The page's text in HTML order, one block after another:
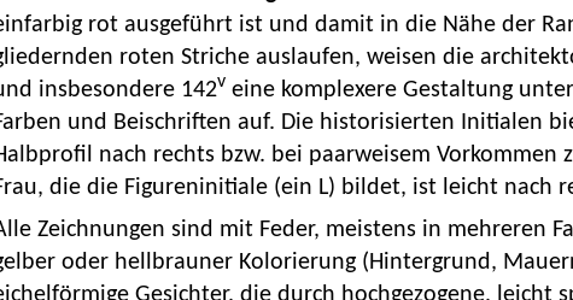
rot ausgeführt ist und damit in die Nähe der
roten Striche auslaufen, weisen die
insbesondere 142v eine komplexere Gestaltung
und Beischriften auf. Die historisierten Initialen
nach rechts bzw. bei paarweisem Vorkommen
die die Figureninitiale (ein L) bildet, ist leicht nach
Zeichnungen sind mit Feder, meistens in mehreren
oder hellbrauner Kolorierung (Hintergrund,